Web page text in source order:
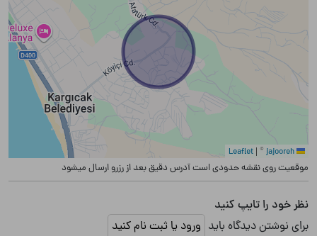
| © jajooreh
موقعیت روی نقشه حدودی است آدرس دقیق بعد از رزرو ارسال میشود
نظر خود را تایپ کنید
برای نوشتن دیدگاه باید ورود یا ثبت نام کنید